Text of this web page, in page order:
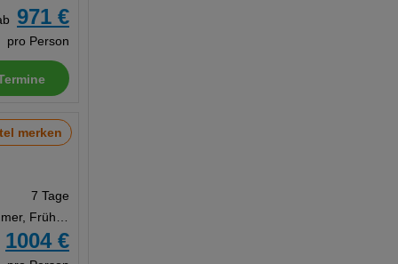
971 €
pro Person
merken
7 Tage
Doppelzimmer, Frühstück
1004 €